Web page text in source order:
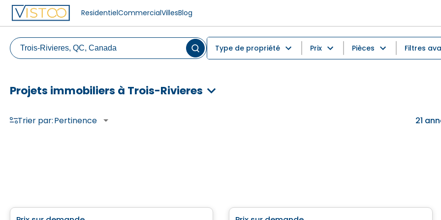
ResidentielCommercialVillesBlog
Type de propriété Prix Pièces Filtres
Projets immobiliers à Trois-Rivieres
Trier par:Pertinence 21